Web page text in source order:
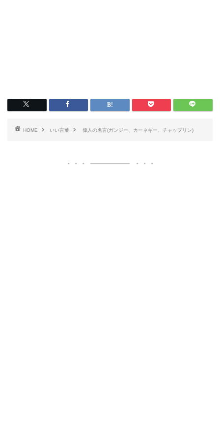
HOME いい言葉 偉人の名言(ガンジー、カーネギー、チャップリン)